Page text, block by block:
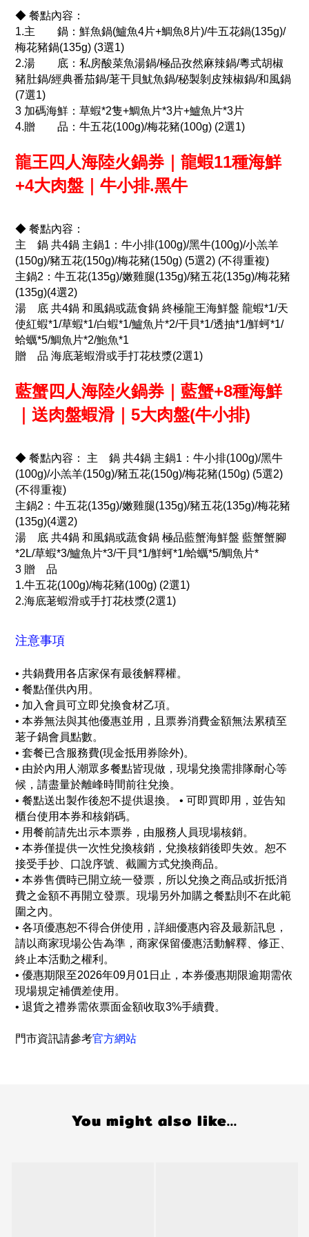
◆ 餐點內容：
1.主 鍋：鮮魚鍋(鱸魚4片+鯛魚8片)/牛五花鍋(135g)/
梅花豬鍋(135g) (3選1)
2.湯 底：私房酸菜魚湯鍋/極品孜然麻辣鍋/粵式胡椒
豬肚鍋/經典番茄鍋/荖干貝魷魚鍋/秘製剝皮辣椒鍋/和風鍋
(7選1)
3 加碼海鮮：草蝦*2隻+鯛魚片*3片+鱸魚片*3片
4.贈 品：牛五花(100g)/梅花豬(100g) (2選1)
龍王四人海陸火鍋券｜龍蝦11種海鮮
+4大肉盤｜牛小排.黑牛
◆ 餐點內容：
主 鍋 共4鍋 主鍋1：牛小排(100g)/黑牛(100g)/小羔羊
(150g)/豬五花(150g)/梅花豬(150g) (5選2) (不得重複)
主鍋2：牛五花(135g)/嫩雞腿(135g)/豬五花(135g)/梅花豬
(135g)(4選2)
湯 底 共4鍋 和風鍋或蔬食鍋 終極龍王海鮮盤 龍蝦*1/天
使紅蝦*1/草蝦*1/白蝦*1/鱸魚片*2/干貝*1/透抽*1/鮮蚵*1/
蛤蠣*5/鯛魚片*2/鮑魚*1
贈 品 海底荖蝦滑或手打花枝漿(2選1)
藍蟹四人海陸火鍋券｜藍蟹+8種海鮮
｜送肉盤蝦滑｜5大肉盤(牛小排)
◆ 餐點內容： 主 鍋 共4鍋 主鍋1：牛小排(100g)/黑牛
(100g)/小羔羊(150g)/豬五花(150g)/梅花豬(150g) (5選2)
(不得重複)
主鍋2：牛五花(135g)/嫩雞腿(135g)/豬五花(135g)/梅花豬
(135g)(4選2)
湯 底 共4鍋 和風鍋或蔬食鍋 極品藍蟹海鮮盤 藍蟹蟹腳
*2L/草蝦*3/鱸魚片*3/干貝*1/鮮蚵*1/蛤蠣*5/鯛魚片*
3 贈 品
1.牛五花(100g)/梅花豬(100g) (2選1)
2.海底荖蝦滑或手打花枝漿(2選1)
注意事項
• 共鍋費用各店家保有最後解釋權。
• 餐點僅供內用。
• 加入會員可立即兌換食材乙項。
• 本券無法與其他優惠並用，且票券消費金額無法累積至
荖子鍋會員點數。
• 套餐已含服務費(現金抵用券除外)。
• 由於內用人潮眾多餐點皆現做，現場兌換需排隊耐心等
候，請盡量於離峰時間前往兌換。
• 餐點送出製作後恕不提供退換。 • 可即買即用，並告知
櫃台使用本券和核銷碼。
• 用餐前請先出示本票券，由服務人員現場核銷。
• 本券僅提供一次性兌換核銷，兌換核銷後即失效。恕不
接受手抄、口說序號、截圖方式兌換商品。
• 本券售價時已開立統一發票，所以兌換之商品或折抵消
費之金額不再開立發票。現場另外加購之餐點則不在此範
圍之內。
• 各項優惠恕不得合併使用，詳細優惠內容及最新訊息，
請以商家現場公告為準，商家保留優惠活動解釋、修正、
終止本活動之權利。
• 優惠期限至2026年09月01日止，本券優惠期限逾期需依
現場規定補價差使用。
• 退貨之禮券需依票面金額收取3%手續費。
門市資訊請參考官方網站
You might also like...